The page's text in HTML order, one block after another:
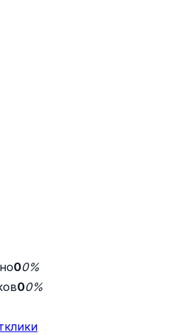
00%
00%